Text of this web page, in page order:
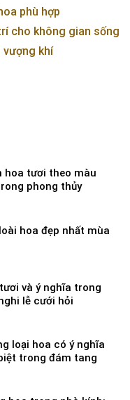
phù hợp
cho không gian sống
khí
hoa tươi theo màu
phong thủy
hoa đẹp nhất mùa
và ý nghĩa trong
lễ cưới hỏi
loại hoa có ý nghĩa
trong đám tang